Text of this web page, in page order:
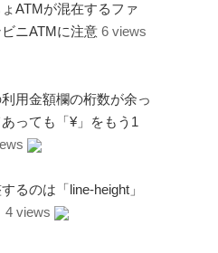
ATMが混在するファ
ニATMに注意 6 views
用金額欄の桁数が余っ
っても「¥」をもう1
るのは「line-height」
4 views